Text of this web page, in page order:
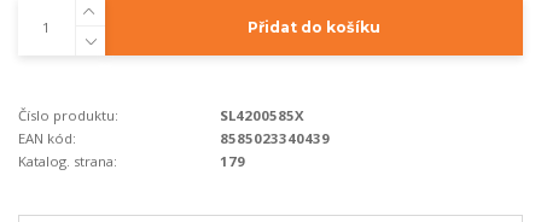
Přidat do košíku
Číslo produktu:
SL4200585X
EAN kód:
8585023340439
Katalog. strana:
179